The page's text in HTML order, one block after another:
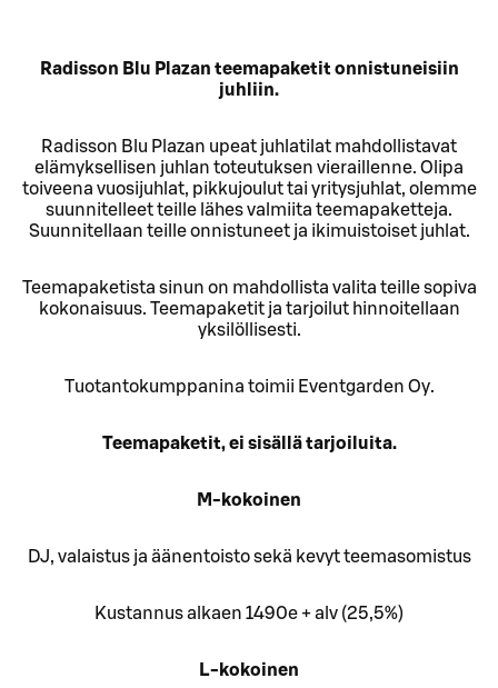
Radisson Blu Plazan teemapaketit onnistuneisiin
juhliin.
Radisson Blu Plazan upeat juhlatilat mahdollistavat
elämyksellisen juhlan toteutuksen vieraillenne. Olipa
toiveena vuosijuhlat, pikkujoulut tai yritysjuhlat, olemme
suunnitelleet teille lähes valmiita teemapaketteja.
Suunnitellaan teille onnistuneet ja ikimuistoiset juhlat.
Teemapaketista sinun on mahdollista valita teille sopiva
kokonaisuus. Teemapaketit ja tarjoilut hinnoitellaan
yksilöllisesti.
Tuotantokumppanina toimii Eventgarden Oy.
Teemapaketit, ei sisällä tarjoiluita.
M-kokoinen
DJ, valaistus ja äänentoisto sekä kevyt teemasomistus
Kustannus alkaen 1490e + alv (25,5%)
L-kokoinen